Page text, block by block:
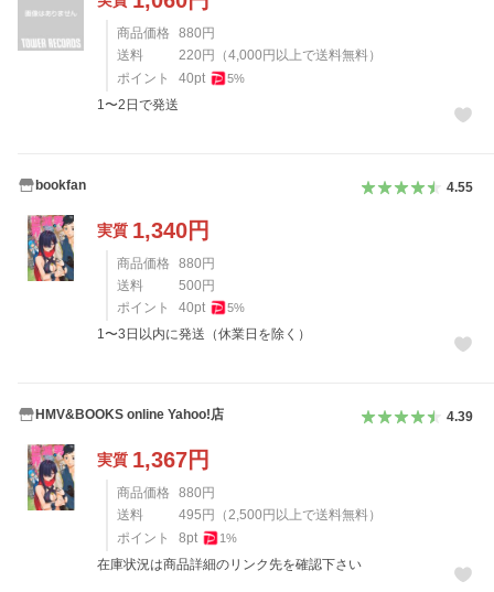
商品価格 880 円
送料
220 円 （4,000 円以上で送料無料）
ポイント
40pt 5%
1〜2日で発送
bookfan 4.55
実質 1,340円
商品価格 880 円
送料
500 円
ポイント
40pt 5%
1〜3日以内に発送（休業日を除く）
HMV&BOOKS online Yahoo!店 4.39
実質 1,367円
商品価格 880 円
送料
495 円 （2,500 円以上で送料無料）
ポイント
8pt 1%
在庫状況は商品詳細のリンク先を確認下さい